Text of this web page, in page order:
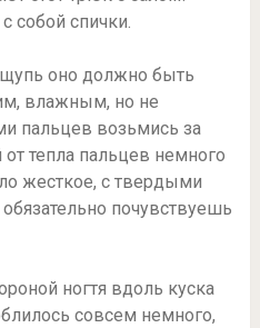
оно должно быть
влажным, но не
пальцев возьмись за
тепла пальцев немного
жесткое, с твердыми
почувствуешь
ногтя вдоль куска
совсем немного,